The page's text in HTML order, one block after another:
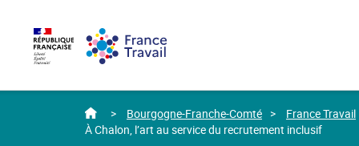
contenu
principal
homeBourgogne-Franche-Comté France Travail
À Chalon, l’art au service du recrutement inclusif